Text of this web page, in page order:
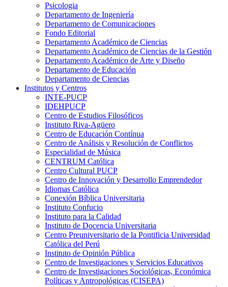
Psicologia
Departamento de Ingeniería
Departamento de Comunicaciones
Fondo Editorial
Departamento Académico de Ciencias
Departamento Académico de Ciencias de la Gestión
Departamento Académico de Arte y Diseño
Departamento de Educación
Departamento de Ciencias
Institutos y Centros
INTE-PUCP
IDEHPUCP
Centro de Estudios Filosóficos
Instituto Riva-Agüero
Centro de Educación Contínua
Centro de Análisis y Resolución de Conflictos
Especialidad de Música
CENTRUM Católica
Centro Cultural PUCP
Centro de Innovación y Desarrollo Emprendedor
Idiomas Católica
Conexión Bíblica Universitaria
Instituto Confucio
Instituto para la Calidad
Instituto de Docencia Universitaria
Centro Preuniversitario de la Pontificia Universidad
Católica del Perú
Instituto de Opinión Pública
Centro de Investigaciones y Servicios Educativos
Centro de Investigaciones Sociológicas, Económica
Políticas y Antropológicas (CISEPA)